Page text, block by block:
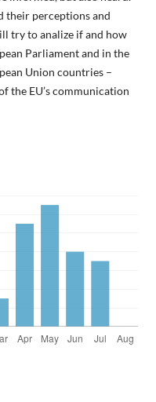
their perceptions and
try to analize if and how
Parliament and in the
Union countries –
the EU’s communication